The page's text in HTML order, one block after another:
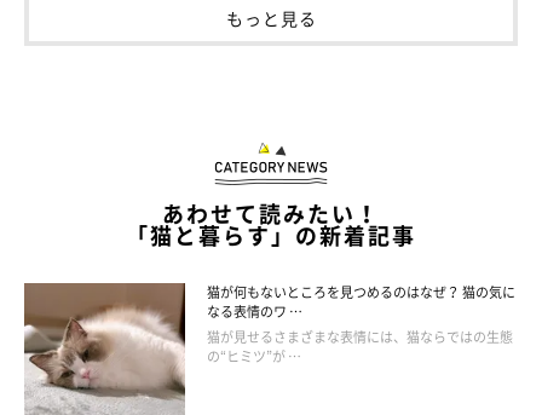
もっと見る
あわせて読みたい！
「猫と暮らす」の新着記事
猫が何もないところを見つめるのはなぜ？ 猫の気に
なる表情のワ …
猫が見せるさまざまな表情には、猫ならではの生態
の“ヒミツ”が …